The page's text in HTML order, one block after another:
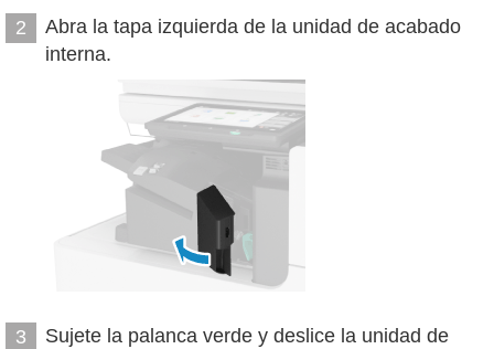
2
Abra la tapa izquierda de la unidad de acabado
interna.
3
Sujete la palanca verde y deslice la unidad de